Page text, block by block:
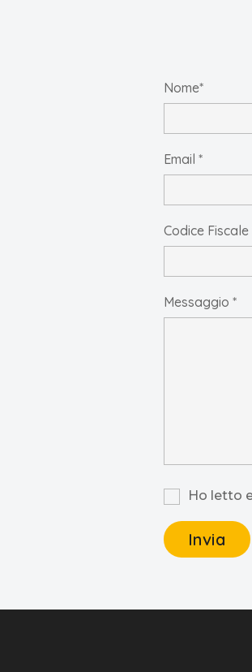
Nome*
Email *
Codice Fiscale
Messaggio *
Ho letto